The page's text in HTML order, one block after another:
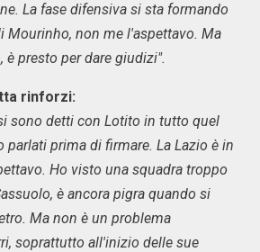
La fase difensiva si sta formando
Mourinho, non me l'aspettavo. Ma
presto per dare giudizi".
rinforzi:
sono detti con Lotito in tutto quel
prima di firmare. La Lazio è in
Ho visto una squadra troppo
è ancora pigra quando si
Ma non è un problema
soprattutto all'inizio delle sue